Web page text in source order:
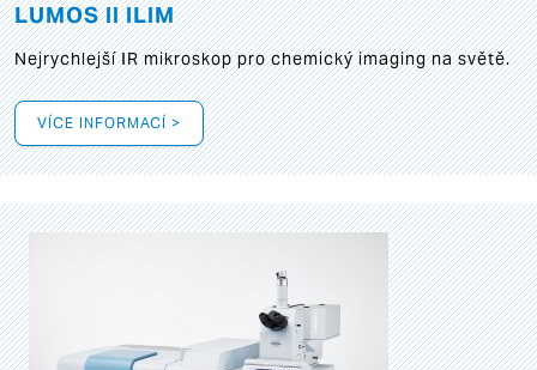
LUMOS II ILIM
Nejrychlejší IR mikroskop pro chemický imaging na světě.
VÍCE INFORMACÍ >